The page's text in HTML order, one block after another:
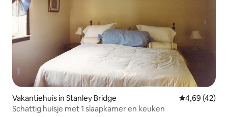
Vakantiehuis in Stanley Bridge Gemiddelde
4,69 (42)
Schattig huisje met 1 slaapkamer en keuken